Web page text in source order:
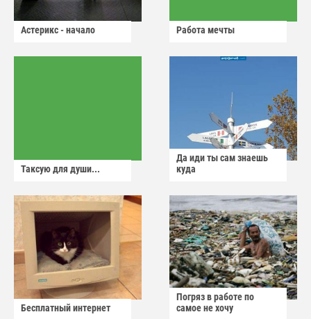
Астерикс - начало Работа мечты
Таксую для души...
Да иди ты сам знаешь
куда
Бесплатный интернет
Погряз в работе по
самое не хочу